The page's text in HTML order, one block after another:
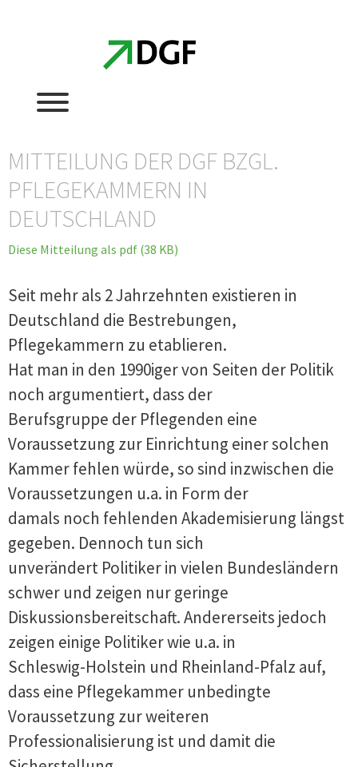
MITTEILUNG DER DGF BZGL.
PFLEGEKAMMERN IN
DEUTSCHLAND
Diese Mitteilung als pdf (38 KB)
Seit mehr als 2 Jahrzehnten existieren in
Deutschland die Bestrebungen,
Pflegekammern zu etablieren.
Hat man in den 1990iger von Seiten der Politik
noch argumentiert, dass der
Berufsgruppe der Pflegenden eine
Voraussetzung zur Einrichtung einer solchen
Kammer fehlen würde, so sind inzwischen die
Voraussetzungen u.a. in Form der
damals noch fehlenden Akademisierung längst
gegeben. Dennoch tun sich
unverändert Politiker in vielen Bundesländern
schwer und zeigen nur geringe
Diskussionsbereitschaft. Andererseits jedoch
zeigen einige Politiker wie u.a. in
Schleswig-Holstein und Rheinland-Pfalz auf,
dass eine Pflegekammer unbedingte
Voraussetzung zur weiteren
Professionalisierung ist und damit die